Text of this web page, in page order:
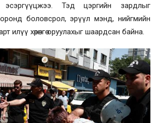
Тэд цэргийн зардлыг
боловсрол, эрүүл мэнд, нийгмийн
илүү хөрөнгө оруулахыг шаардсан байна.